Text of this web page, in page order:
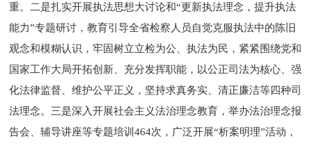
重。二是扎实开展执法思想大讨论和“更新执法理念，提升执法
能力”专题研讨，教育引导全省检察人员自觉克服执法中的陈旧
观念和模糊认识，牢固树立立检为公、执法为民，紧紧围绕党和
国家工作大局开拓创新、充分发挥职能，以公正司法为核心、强
化法律监督、维护公平正义，坚持求真务实、清正廉洁等四种司
法理念。三是深入开展社会主义法治理念教育，举办法治理念报
告会、辅导讲座等专题培训464次，广泛开展“析案明理”活动，